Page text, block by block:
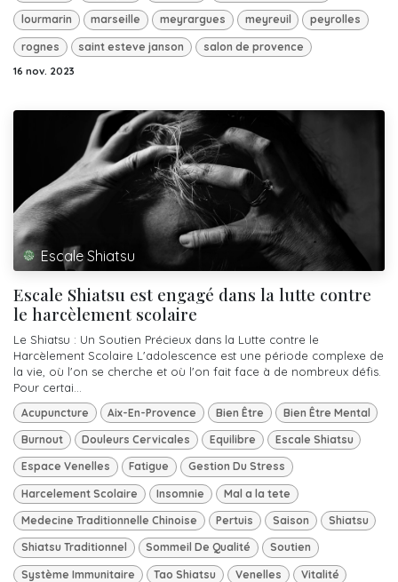
lourmarin marseille meyrargues meyreuil peyrolles
rognes saint esteve janson salon de provence
16 nov. 2023
Escale Shiatsu
Escale Shiatsu est engagé dans la lutte contre
le harcèlement scolaire
Le Shiatsu : Un Soutien Précieux dans la Lutte contre le
Harcèlement Scolaire L'adolescence est une période complexe de
la vie, où l'on se cherche et où l'on fait face à de nombreux défis.
Pour certai...
Acupuncture Aix-En-Provence Bien Être Bien Être Mental
Burnout Douleurs Cervicales Equilibre Escale Shiatsu
Espace Venelles Fatigue Gestion Du Stress
Harcelement Scolaire Insomnie Mal a la tete
Medecine Traditionnelle Chinoise Pertuis Saison Shiatsu
Shiatsu Traditionnel Sommeil De Qualité Soutien
Système Immunitaire Tao Shiatsu Venelles Vitalité